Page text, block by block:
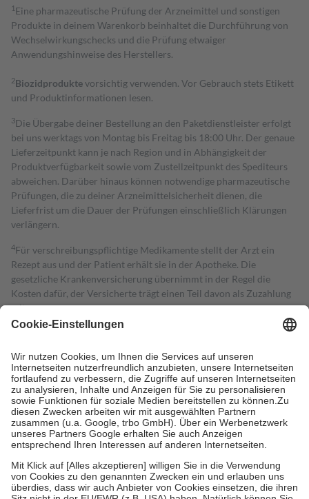
1 Eine pharmazeutische Prüfung der Arzneimittel und sonstigen
Produkte in deinem Warenkorb beinhaltet die Durchführung von
Wechselwirkungschecks und die Prüfung etwaiger
Anwendungshinweise des Herstellers.
2Biozidproduktevorsichtig verwenden. Vor Gebrauch stets Etikett
und Produktinformationen lesen.
3Die Übergabe deiner Bestellung an den Paketdienstleister erfolgt
bei uns werktags von Montag bis Freitag bis 18:00 Uhr. Der genaue
Lieferzeitpunkt kann je nach Region und in Abhängigkeit der
Produktverfügbarkeit sowie vom Zustellzeitpunkt des Spediteurs
abweichen. Darüber hinaus können notwendige pharmazeutische
Prüfungen, die zu deiner Arzneimittelsicherheit dienen, die
Lieferfrist um die Dauer der Prüfungen einschließlich Klärungen
verlängern.
4Für verschreibungspflichtige Medikamente stellt der Arzt ein
Rezept aus und der Patient erhält sie in der Apotheke. Die
gesetzliche Krankenversicherung übernimmt in der Regel die
Kosten dafür, der Versicherte trägt einen Teil davon als Zuzahlung
mit.
Grundsätzlich leisten Mitglieder Zuzahlungen in Höhe von zehn
höchstens zehn Euro.
Es sind jedoch nie mehr als die tatsächlichen
Kosten der Leistung zu entrichten.
Diese Regeln gelten grundsätzlich auch für Online-Apotheken.
Bei Heilmitteln und häuslicher Krankenpflege beträgt die
Zuzahlung zehn Prozent der Kosten sowie zehn Euro je
Verordnung.
Um das Engagement der Versicherten für ihre eigene Gesundheit zu
stärken und die besondere Stellung der Familie zu unterstützen,
fallenkeine Zuzahlungenan bei:
• Kindern und Jugendlichen bis zum vollendeten 18. Lebensjahr
mit Ausnahme der Fahrkosten